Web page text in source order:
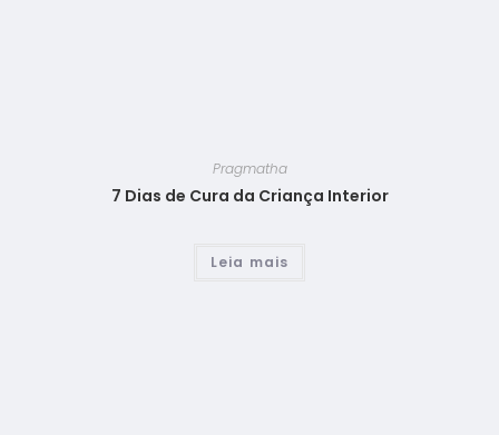
Pragmatha
7 Dias de Cura da Criança Interior
Leia mais